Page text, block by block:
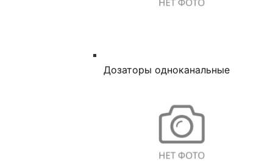
Дозаторы одноканальные